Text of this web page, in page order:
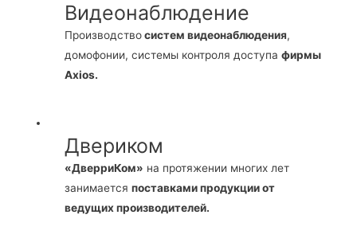
Видеонаблюдение
Производствосистем видеонаблюдения,
домофонии, системы контроля доступафирмы
Axios.
Двериком
«ДверриКом» на протяжении многих лет
занимаетсяпоставками продукции от
ведущих производителей.